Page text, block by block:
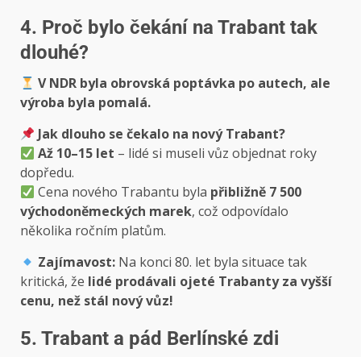
4. Proč bylo čekání na Trabant tak
dlouhé?
V NDR byla obrovská poptávka po autech, ale
výroba byla pomalá.
Jak dlouho se čekalo na nový Trabant?
Až 10–15 let – lidé si museli vůz objednat roky
dopředu.
Cena nového Trabantu byla přibližně 7 500
východoněmeckých marek, což odpovídalo
několika ročním platům.
Zajímavost: Na konci 80. let byla situace tak
kritická, že lidé prodávali ojeté Trabanty za vyšší
cenu, než stál nový vůz!
5. Trabant a pád Berlínské zdi